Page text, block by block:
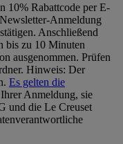
10% Rabattcode per E-
Anmeldung
Anschließend
bis zu 10 Minuten
ausgenommen. Prüfen
Hinweis: Der
Es gelten die
Anmeldung, sie
und die Le Creuset